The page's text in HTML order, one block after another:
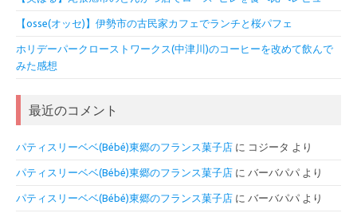
【osse(オッセ)】伊勢市の古民家カフェでランチと桜パフェ
ホリデーパークローストワークス(中津川)のコーヒーを改めて飲んで
みた感想
最近のコメント
パティスリーベベ(Bébé)東郷のフランス菓子店 に コジータ より
パティスリーベベ(Bébé)東郷のフランス菓子店 に バーバパパ より
パティスリーベベ(Bébé)東郷のフランス菓子店 に バーバパパ より